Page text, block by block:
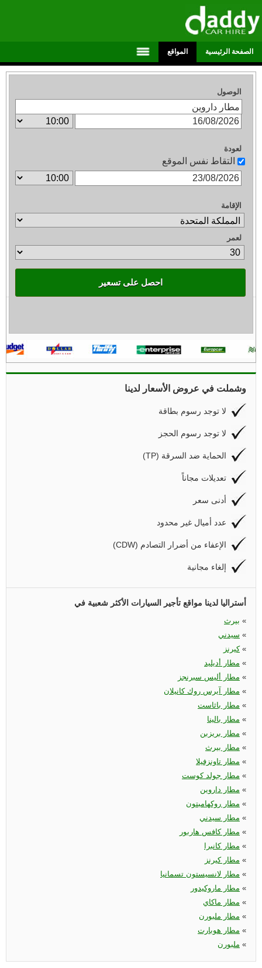
الصفحة الرئيسية المواقع
الوصول
لعودة
التقاط نفس الموقع
الإقامة
لعمر
احصل على تسعير
وشملت في عروض الأسعار لدينا
لا توجد رسوم بطاقة
لا توجد رسوم الحجز
(TP) الحماية ضد السرقة
تعديلات مجاناً
أدنى سعر
عدد أميال غير محدود
(CDW) الإعفاء من أضرار التصادم
إلغاء مجانية
أستراليا لدينا مواقع تأجير السيارات الأكثر شعبية في
بيرث «
سيدني «
كيرنز«
مطار أديليد «
مطار أليس سبرنجز «
مطار آيرس روك كانيلان «
مطار باثاست «
مطار بالينا «
مطار بريزبن «
مطار بيرث «
مطار تاونزفيلا «
مطار جولد كوست «
مطار داروين «
مطار روكهامبتون «
مطار سيدني «
مطار كافس هاربور «
مطار كانبرا «
مطار كيرنز «
مطار لانسيستون تسمانيا «
مطار ماروكيدور «
مطار ماكاي «
مطار ملبورن «
مطار هوبارت «
ملبورن «